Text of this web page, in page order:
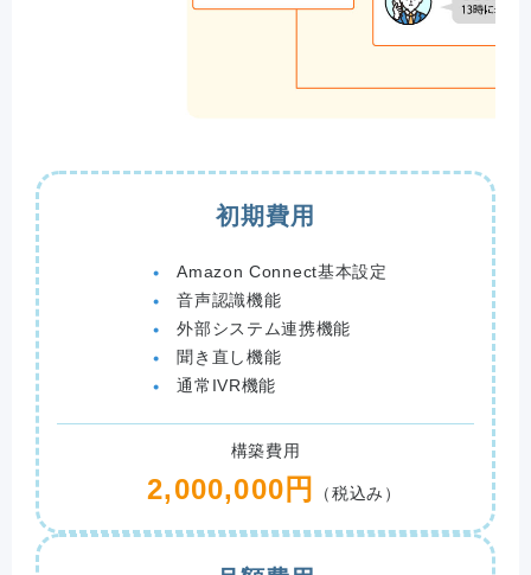
初期費用
Amazon Connect基本設定
音声認識機能
外部システム連携機能
聞き直し機能
通常IVR機能
構築費用
2,000,000円 （税込み）